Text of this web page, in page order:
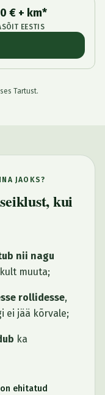
€ + km*
EESTIS
Tartust.
JAOKS?
kui
nii nagu
muuta;
rollidesse,
ei jää kõrvale;
ka
ehitatud